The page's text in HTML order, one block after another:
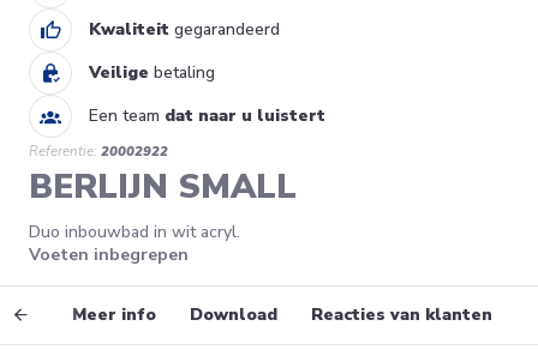
Kwaliteit gegarandeerd
Veilige betaling
Een team dat naar u luistert
Referentie: 20002922
BERLIJN SMALL
Duo inbouwbad in wit acryl.
Voeten inbegrepen
Meer info Download Reacties van klanten